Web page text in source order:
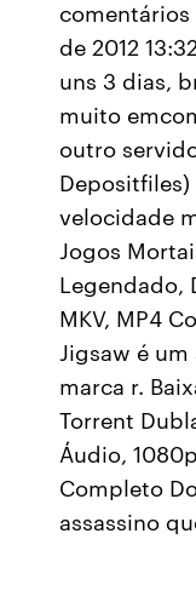
comentários
de 2012
uns 3 dias,
muito
outro
velocidade
Jogos
Legendado,
MKV, MP4
Jigsaw é
marca r.
Torrent
Áudio,
Completo
assassino